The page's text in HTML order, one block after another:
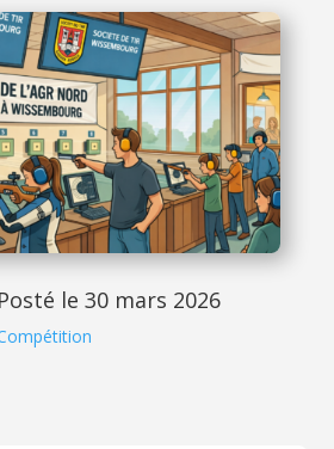
Posté le 30 mars 2026